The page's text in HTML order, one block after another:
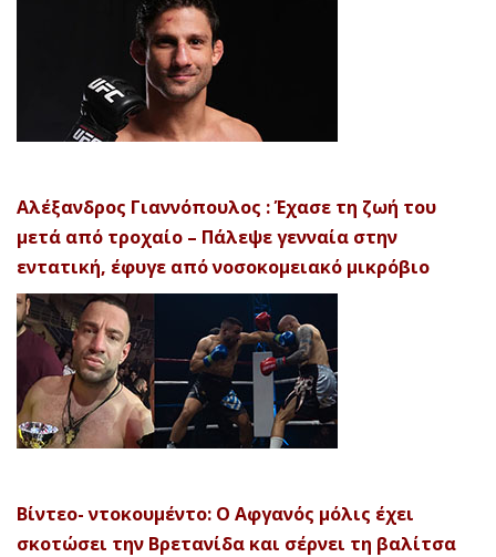
Αλέξανδρος Γιαννόπουλος : Έχασε τη ζωή του
μετά από τροχαίο – Πάλεψε γενναία στην
εντατική, έφυγε από νοσοκομειακό μικρόβιο
Βίντεο- ντοκουμέντο: Ο Αφγανός μόλις έχει
σκοτώσει την Βρετανίδα και σέρνει τη βαλίτσα